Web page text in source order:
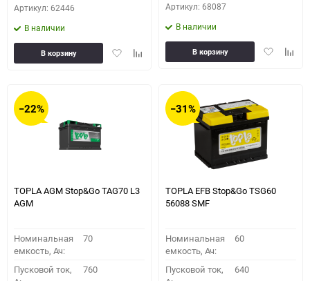
Артикул: 62446
В наличии
ДобавитьДобавить
В корзину
Артикул: 68087
В наличии
Добавить
В корзину
−22%
TOPLA AGM Stop&Go TAG70 L3
AGM
Номинальная
емкость, Ач:
70
Пусковой ток,
760
−31%
TOPLA EFB Stop&Go TSG60
56088 SMF
Номинальная
емкость, Ач:
60
Пусковой ток,
640